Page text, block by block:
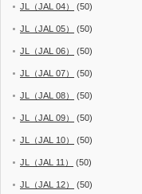
JL（JAL 04） (50)
JL（JAL 05） (50)
JL（JAL 06） (50)
JL（JAL 07） (50)
JL（JAL 08） (50)
JL（JAL 09） (50)
JL（JAL 10） (50)
JL（JAL 11） (50)
JL（JAL 12） (50)